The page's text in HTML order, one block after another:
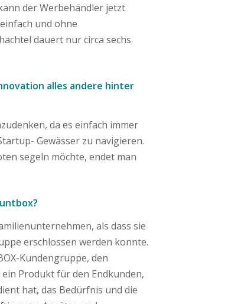
der Werbehändler jetzt
und ohne
dauert nur circa sechs
alles andere hinter
da es einfach immer
Gewässer zu navigieren.
segeln möchte, endet man
als dass sie
erschlossen werden konnte.
Kundengruppe, den
Produkt für den Endkunden,
hat, das Bedürfnis und die